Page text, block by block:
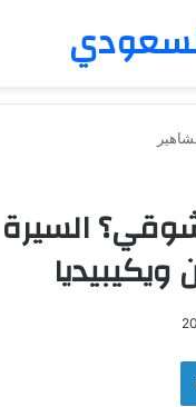
السيرة
لينكدإن